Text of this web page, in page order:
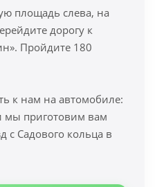
площадь слева, на
дорогу к
Пройдите 180
к нам на автомобиле:
мы приготовим вам
с Садового кольца в